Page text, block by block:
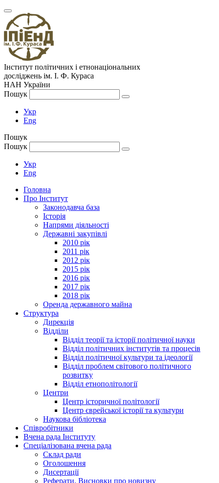
Інститут політичних і етнонаціональних
досліджень ім. І. Ф. Кураса
НАН України
Пошук
Укр
Eng
Пошук
Пошук
Укр
Eng
Головна
Про Інститут
Законодавча база
Історія
Напрями діяльності
Державні закупівлі
2010 рік
2011 рік
2012 рік
2015 рік
2016 рік
2017 рік
2018 рік
Оренда державного майна
Структура
Дирекція
Відділи
Відділ теорії та історії політичної науки
Відділ політичних інститутів та процесів
Відділ політичної культури та ідеології
Відділ проблем світового політичного
розвитку
Відділ етнополітології
Центри
Центр історичної політології
Центр єврейської історії та культури
Наукова бібліотека
Співробітники
Вчена рада Інституту
Спеціалізована вчена рада
Склад ради
Оголошення
Дисертації
Реферати. Висновки про новизну